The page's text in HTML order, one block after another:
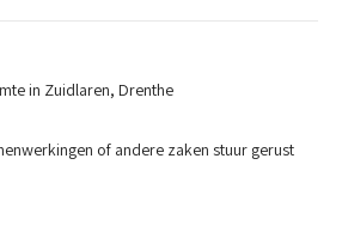
in Zuidlaren, Drenthe
of andere zaken stuur gerust